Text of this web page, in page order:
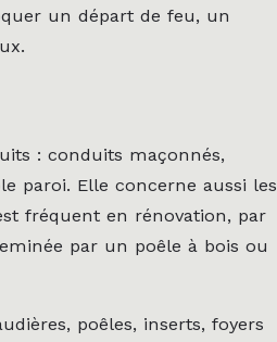
un départ de feu, un
: conduits maçonnés,
paroi. Elle concerne aussi les
fréquent en rénovation, par
par un poêle à bois ou
poêles, inserts, foyers